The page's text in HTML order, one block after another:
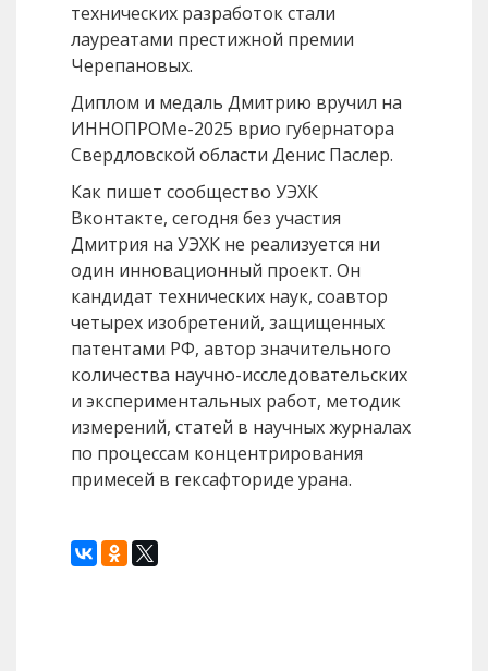
технических разработок стали
лауреатами престижной премии
Черепановых.
Диплом и медаль Дмитрию вручил на
ИННОПРОМе-2025 врио губернатора
Свердловской области Денис Паслер.
Как пишет сообщество УЭХК
Вконтакте, сегодня без участия
Дмитрия на УЭХК не реализуется ни
один инновационный проект. Он
кандидат технических наук, соавтор
четырех изобретений, защищенных
патентами РФ, автор значительного
количества научно-исследовательских
и экспериментальных работ, методик
измерений, статей в научных журналах
по процессам концентрирования
примесей в гексафториде урана.